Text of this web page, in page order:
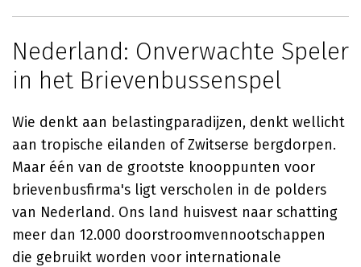
Nederland: Onverwachte Speler
in het Brievenbussenspel
Wie denkt aan belastingparadijzen, denkt wellicht
aan tropische eilanden of Zwitserse bergdorpen.
Maar één van de grootste knooppunten voor
brievenbusfirma's ligt verscholen in de polders
van Nederland. Ons land huisvest naar schatting
meer dan 12.000 doorstroomvennootschappen
die gebruikt worden voor internationale